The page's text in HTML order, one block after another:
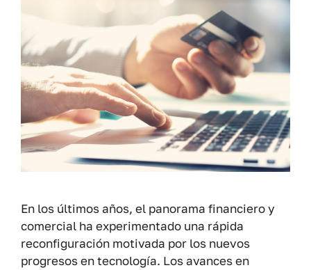
En los últimos años, el panorama financiero y
comercial ha experimentado una rápida
reconfiguración motivada por los nuevos
progresos en tecnología. Los avances en